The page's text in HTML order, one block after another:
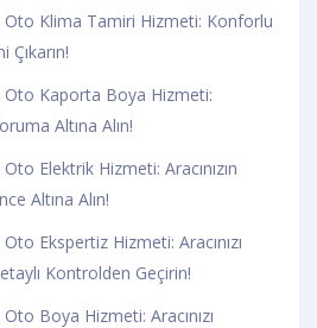
Klima Tamiri Hizmeti: Konforlu
Kaporta Boya Hizmeti:
Altına Alın!
Elektrik Hizmeti: Aracınızın
Altına Alın!
Ekspertiz Hizmeti: Aracınızı
Kontrolden Geçirin!
Boya Hizmeti: Aracınızı